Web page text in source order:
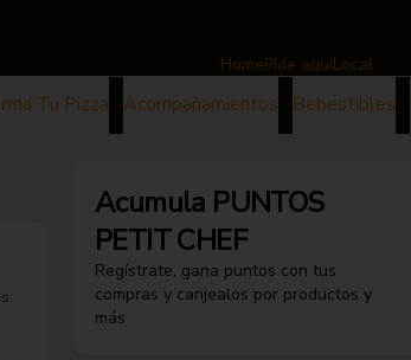
HomePide aquíLocal
Tu Pizza Acompañamientos Bebestibles
Acumula PUNTOS
PETIT CHEF
Regístrate, gana puntos con tus
compras y canjealos por productos y
más